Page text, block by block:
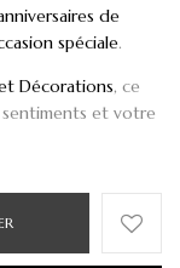
de
spéciale.
Décorations, ce
sentiments et votre